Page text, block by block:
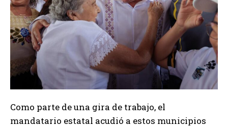
Como parte de una gira de trabajo, el
mandatario estatal acudió a estos municipios